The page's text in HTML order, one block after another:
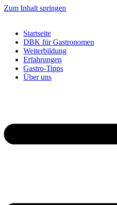
Zum Inhalt springen
Startseite
DBK für Gastronomen
Weiterbildung
Erfahrungen
Gastro-Tipps
Über uns